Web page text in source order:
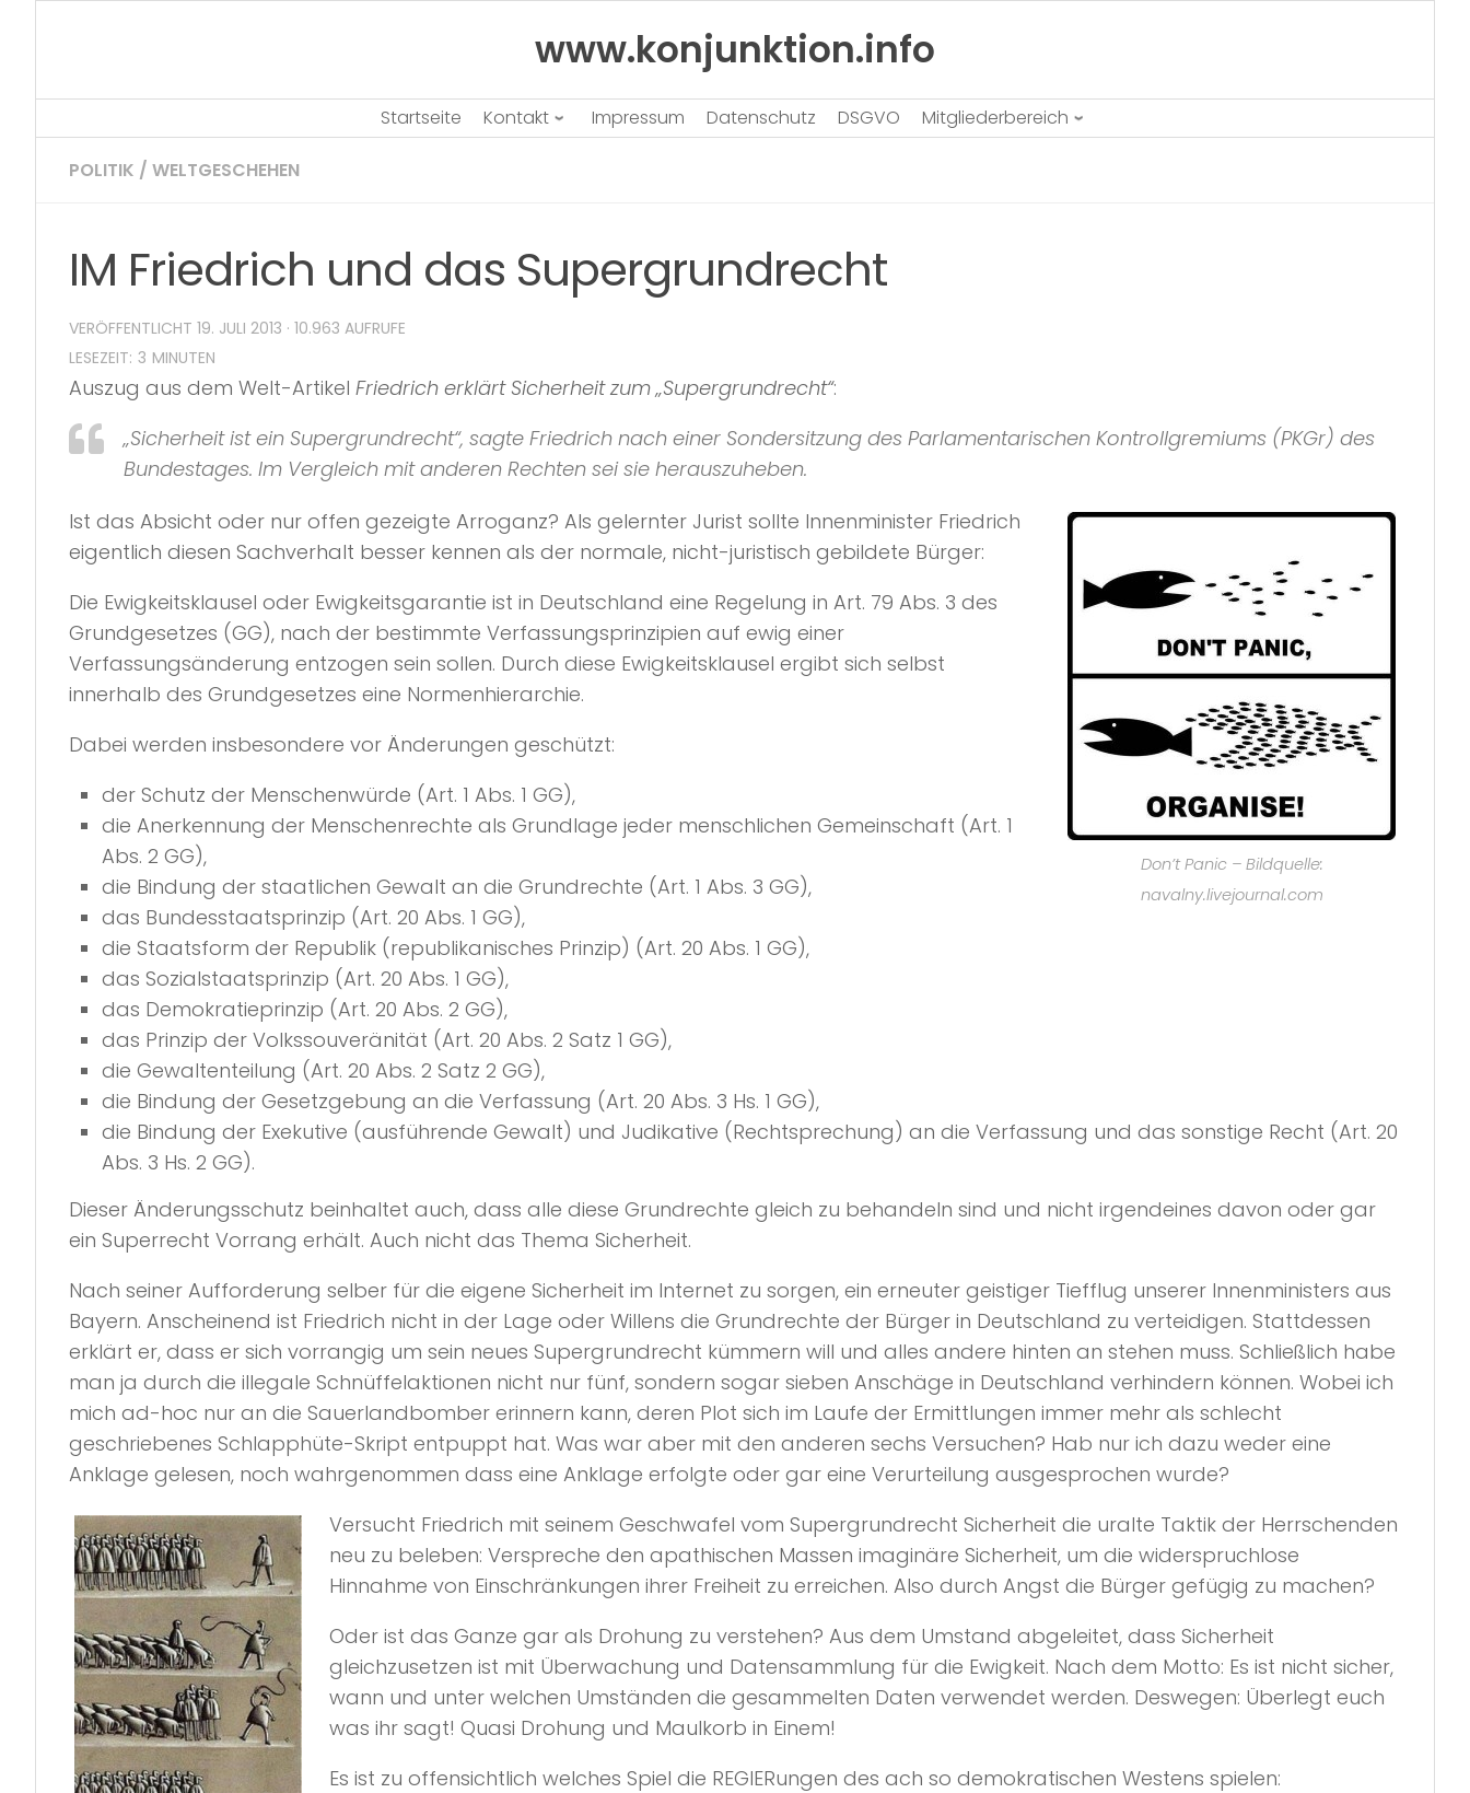
www.konjunktion.info
Startseite Kontakt Impressum Datenschutz DSGVO Mitgliederbereich
POLITIK / WELTGESCHEHEN
IM Friedrich und das Supergrundrecht
VERÖFFENTLICHT 19. JULI 2013 · 10.963 AUFRUFE
Auszug aus dem Welt-Artikel Friedrich erklärt Sicherheit zum „Supergrundrecht“:
„Sicherheit ist ein Supergrundrecht“, sagte Friedrich nach einer Sondersitzung des Parlamentarischen Kontrollgremiums (PKGr) des
Bundestages. Im Vergleich mit anderen Rechten sei sie herauszuheben.
Don’t Panic – Bildquelle:
navalny.livejournal.com
Ist das Absicht oder nur offen gezeigte Arroganz? Als gelernter Jurist sollte Innenminister Friedrich
eigentlich diesen Sachverhalt besser kennen als der normale, nicht-juristisch gebildete Bürger:
Die Ewigkeitsklausel oder Ewigkeitsgarantie ist in Deutschland eine Regelung in Art. 79 Abs. 3 des
Grundgesetzes (GG), nach der bestimmte Verfassungsprinzipien auf ewig einer
Verfassungsänderung entzogen sein sollen. Durch diese Ewigkeitsklausel ergibt sich selbst
innerhalb des Grundgesetzes eine Normenhierarchie.
Dabei werden insbesondere vor Änderungen geschützt:
der Schutz der Menschenwürde (Art. 1 Abs. 1 GG),
die Anerkennung der Menschenrechte als Grundlage jeder menschlichen Gemeinschaft (Art. 1
Abs. 2 GG),
die Bindung der staatlichen Gewalt an die Grundrechte (Art. 1 Abs. 3 GG),
das Bundesstaatsprinzip (Art. 20 Abs. 1 GG),
die Staatsform der Republik (republikanisches Prinzip) (Art. 20 Abs. 1 GG),
das Sozialstaatsprinzip (Art. 20 Abs. 1 GG),
das Demokratieprinzip (Art. 20 Abs. 2 GG),
das Prinzip der Volkssouveränität (Art. 20 Abs. 2 Satz 1 GG),
die Gewaltenteilung (Art. 20 Abs. 2 Satz 2 GG),
die Bindung der Gesetzgebung an die Verfassung (Art. 20 Abs. 3 Hs. 1 GG),
die Bindung der Exekutive (ausführende Gewalt) und Judikative (Rechtsprechung) an die Verfassung und das sonstige Recht (Art. 20
Abs. 3 Hs. 2 GG).
Dieser Änderungsschutz beinhaltet auch, dass alle diese Grundrechte gleich zu behandeln sind und nicht irgendeines davon oder gar
ein Superrecht Vorrang erhält. Auch nicht das Thema Sicherheit.
Nach seiner Aufforderung selber für die eigene Sicherheit im Internet zu sorgen, ein erneuter geistiger Tiefflug unserer Innenministers aus
Bayern. Anscheinend ist Friedrich nicht in der Lage oder Willens die Grundrechte der Bürger in Deutschland zu verteidigen. Stattdessen
erklärt er, dass er sich vorrangig um sein neues Supergrundrecht kümmern will und alles andere hinten an stehen muss. Schließlich habe
man ja durch die illegale Schnüffelaktionen nicht nur fünf, sondern sogar sieben Anschäge in Deutschland verhindern können. Wobei ich
mich ad-hoc nur an die Sauerlandbomber erinnern kann, deren Plot sich im Laufe der Ermittlungen immer mehr als schlecht
geschriebenes Schlapphüte-Skript entpuppt hat. Was war aber mit den anderen sechs Versuchen? Hab nur ich dazu weder eine
Anklage gelesen, noch wahrgenommen dass eine Anklage erfolgte oder gar eine Verurteilung ausgesprochen wurde?
Versucht Friedrich mit seinem Geschwafel vom Supergrundrecht Sicherheit die uralte Taktik der Herrschenden
neu zu beleben: Verspreche den apathischen Massen imaginäre Sicherheit, um die widerspruchlose
Hinnahme von Einschränkungen ihrer Freiheit zu erreichen. Also durch Angst die Bürger gefügig zu machen?
Oder ist das Ganze gar als Drohung zu verstehen? Aus dem Umstand abgeleitet, dass Sicherheit
gleichzusetzen ist mit Überwachung und Datensammlung für die Ewigkeit. Nach dem Motto: Es ist nicht sicher,
wann und unter welchen Umständen die gesammelten Daten verwendet werden. Deswegen: Überlegt euch
was ihr sagt! Quasi Drohung und Maulkorb in Einem!
Es ist zu offensichtlich welches Spiel die REGIERungen des ach so demokratischen Westens spielen: